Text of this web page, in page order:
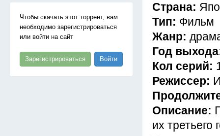
Чтобы скачать этот торрент, вам
необходимо зарегистрироваться
или войти на сайт
Зарегистрироваться Войти
Страна:
Тип: Фильм
Жанр:
Год
Кол серий:
Режиссер:
Описание:
их